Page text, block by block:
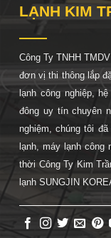
LẠNH KIM
Công Ty TNHH
đơn vị thi thông lắp
lạnh công nghiệp, hệ
đông uy tín chuyên
nghiệm, chúng tôi
lạnh, máy lạnh công
thời Công Ty Kim
lạnh SUNGJIN